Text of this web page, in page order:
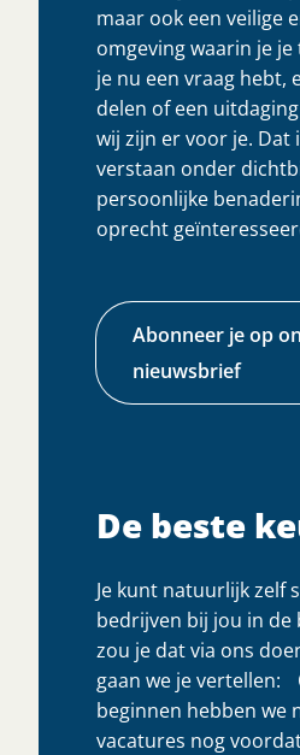
maar ook een veilige
omgeving waarin je
je nu een vraag hebt,
delen of een
wij zijn er voor je. Dat
verstaan onder
persoonlijke
oprecht
Abonneer je op
nieuwsbrief
De beste
Je kunt natuurlijk zelf
bedrijven bij jou in de
zou je dat via ons
gaan we je vertellen:
beginnen hebben we
vacatures nog